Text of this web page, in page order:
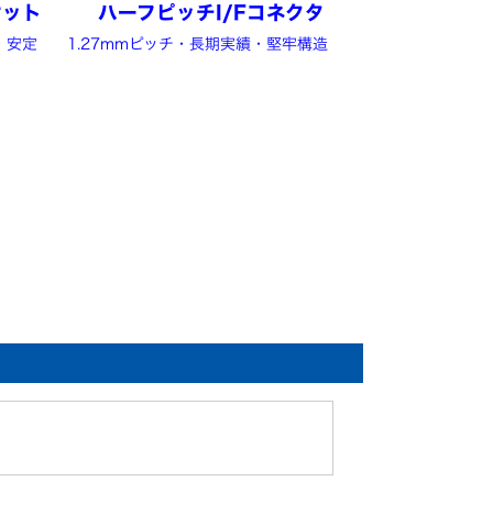
ト
安定
ハーフピッチI/Fコネクタ
1.27mmピッチ・長期実績・堅牢構造